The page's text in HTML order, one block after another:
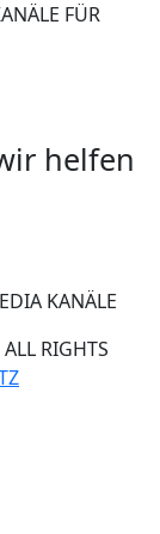
FÜR
helfen
KANÄLE
RIGHTS